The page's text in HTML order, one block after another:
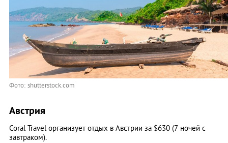
Фото: shutterstock.com
Австрия
Coral Travel организует отдых в Австрии за $630 (7 ночей с
завтраком).